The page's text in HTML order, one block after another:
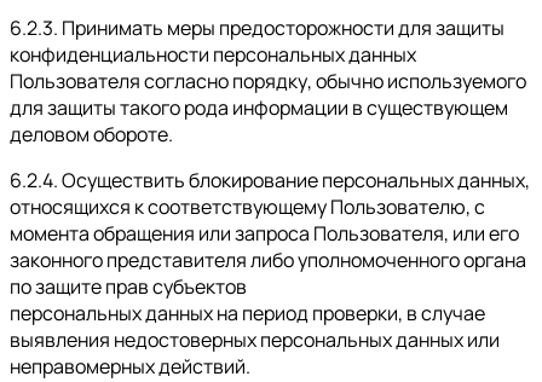
6.2.3. Принимать меры предосторожности для защиты
конфиденциальности персональных данных
Пользователя согласно порядку, обычно используемого
для защиты такого рода информации в существующем
деловом обороте.
6.2.4. Осуществить блокирование персональных данных,
относящихся к соответствующему Пользователю, с
момента обращения или запроса Пользователя, или его
законного представителя либо уполномоченного органа
по защите прав субъектов
персональных данных на период проверки, в случае
выявления недостоверных персональных данных или
неправомерных действий.